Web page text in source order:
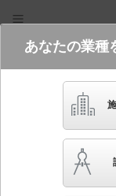
電気・建築設備（ビジ
フリーワード
品番・
あなたの業種